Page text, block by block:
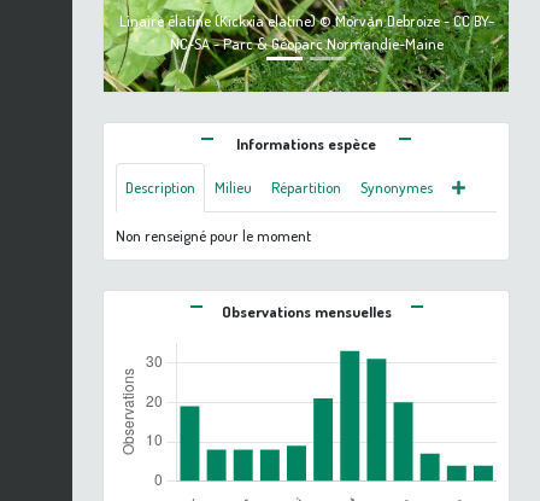
Linaire élatine (Kickxia elatine) © Morvan Debroize - CC BY-
NC-SA - Parc & Géoparc Normandie-Maine
Informations espèce
Description Milieu Répartition Synonymes
Non renseigné pour le moment
Observations mensuelles